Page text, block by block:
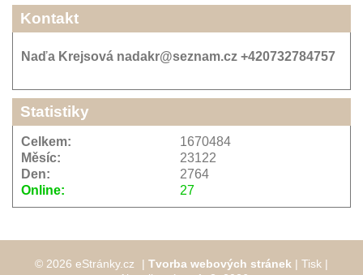
Kontakt
Naďa Krejsová nadakr@seznam.cz +420732784757
Statistiky
Online: 27
Celkem:
1670484
Měsíc:
23122
Den:
2764
© 2026 eStránky.cz | Tvorba webových stránek | Tisk |